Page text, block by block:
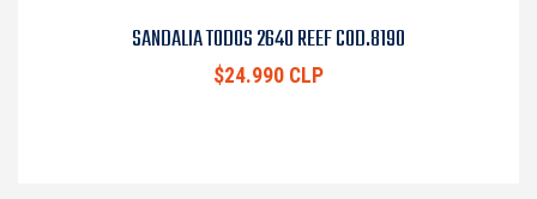
SANDALIA TODOS 2640 REEF COD.8190
$24.990 CLP